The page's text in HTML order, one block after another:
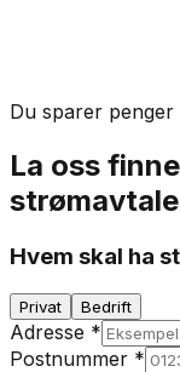
Du sparer penger
La oss
Hvem skal ha
Privat Bedrift
Adresse *
Postnummer *